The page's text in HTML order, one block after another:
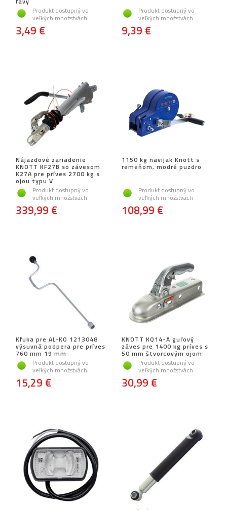
Produkt dostupný vo
veľkých množstvách
3,49 €
Produkt dostupný vo
veľkých množstvách
9,39 €
Nájazdové zariadenie
KNOTT KF27B so závesom
K27A pre príves 2700 kg s
ojou typu V
Produkt dostupný vo
veľkých množstvách
339,99 €
1150 kg navijak Knott s
remeňom, modré puzdro
Produkt dostupný vo
veľkých množstvách
108,99 €
Kľuka pre AL-KO 1213048
výsuvná podpera pre príves
760 mm 19 mm
Produkt dostupný vo
veľkých množstvách
15,29 €
KNOTT KQ14-A guľový
záves pre 1400 kg príves s
50 mm štvorcovým ojom
Produkt dostupný vo
veľkých množstvách
30,99 €